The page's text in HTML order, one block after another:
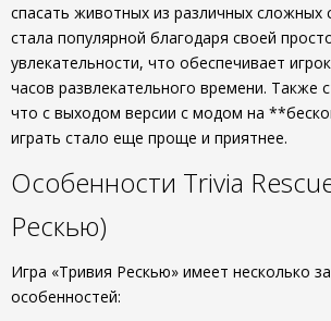
спасать животных из различных сложных
стала популярной благодаря своей
увлекательности, что обеспечивает
часов развлекательного времени. Также
что с выходом версии с модом на
играть стало еще проще и приятнее.
Особенности Trivia
Рескью)
Игра «Тривия Рескью» имеет несколько
особенностей: